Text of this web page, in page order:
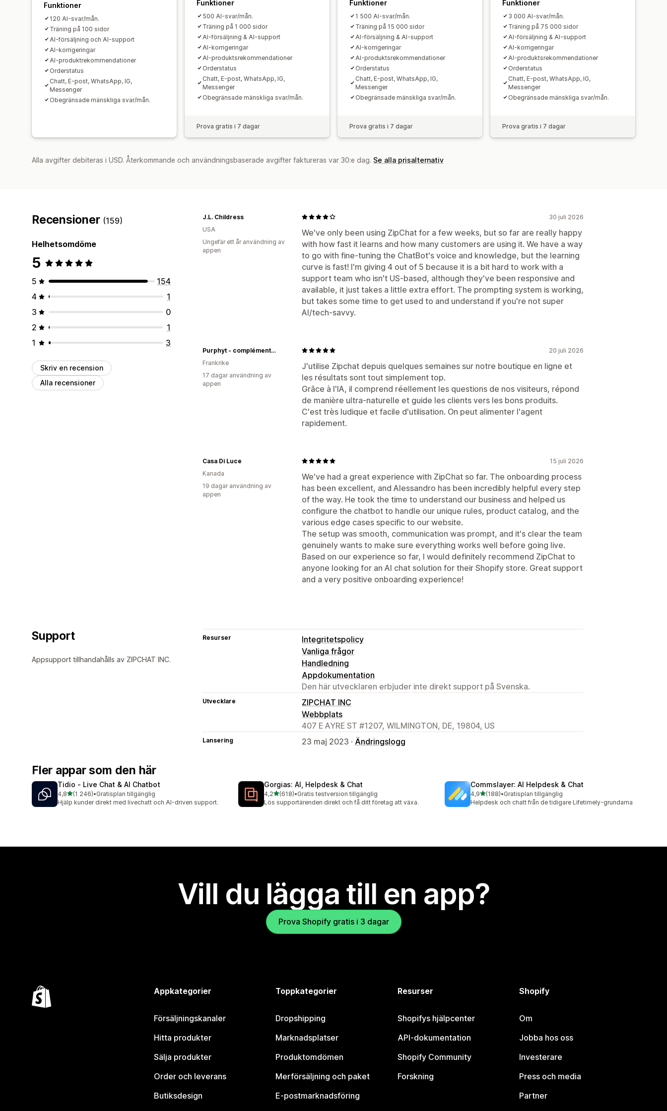
Välkomstmeddelanden
Chattuppdrag
Agent avatar
Funktioner
120 AI-svar/mån.
Träning på 100 sidor
AI-försäljning och AI-support
AI-korrigeringar
AI-produktrekommendationer
Orderstatus
Chatt, E-post, WhatsApp, IG,
Messenger
Obegränsade mänskliga svar/mån.
Funktioner
500 AI-svar/mån.
Träning på 1 000 sidor
AI-försäljning & AI-support
AI-korrigeringar
AI-produktsrekommendationer
Orderstatus
Chatt, E-post, WhatsApp, IG,
Messenger
Obegränsade mänskliga svar/mån.
Prova gratis i 7 dagar
Funktioner
1 500 AI-svar/mån.
Träning på 15 000 sidor
AI-försäljning & AI-support
AI-korrigeringar
AI-produktsrekommendationer
Orderstatus
Chatt, E-post, WhatsApp, IG,
Messenger
Obegränsade mänskliga svar/mån.
Prova gratis i 7 dagar
Funktioner
3 000 AI-svar/mån.
Träning på 75 000 sidor
AI-försäljning & AI-support
AI-korrigeringar
AI-produktsrekommendationer
Orderstatus
Chatt, E-post, WhatsApp, IG,
Messenger
Obegränsade mänskliga svar/mån.
Prova gratis i 7 dagar
Alla avgifter debiteras i USD. Återkommande och användningsbaserade avgifter faktureras var 30:e dag. Se alla prisalternativ
Recensioner (159)
Helhetsomdöme
5
5
154
4
1
3
0
2
1
1
3
Skriv en recension
Alla recensioner
30 juli 2026
We've only been using ZipChat for a few weeks, but so far are really happy
with how fast it learns and how many customers are using it. We have a way
to go with fine-tuning the ChatBot's voice and knowledge, but the learning
curve is fast! I'm giving 4 out of 5 because it is a bit hard to work with a
support team who isn't US-based, although they've been responsive and
available, it just takes a little extra effort. The prompting system is working,
but takes some time to get used to and understand if you're not super
AI/tech-savvy.
J.L. Childress
USA
Ungefär ett år användning av
appen
20 juli 2026
J'utilise Zipchat depuis quelques semaines sur notre boutique en ligne et
les résultats sont tout simplement top.
Grâce à l'IA, il comprend réellement les questions de nos visiteurs, répond
de manière ultra-naturelle et guide les clients vers les bons produits.
C'est très ludique et facile d'utilisation. On peut alimenter l'agent
rapidement.
Purphyt - compléments alimentaires
Frankrike
17 dagar användning av
appen
15 juli 2026
We've had a great experience with ZipChat so far. The onboarding process
has been excellent, and Alessandro has been incredibly helpful every step
of the way. He took the time to understand our business and helped us
configure the chatbot to handle our unique rules, product catalog, and the
various edge cases specific to our website.
The setup was smooth, communication was prompt, and it's clear the team
genuinely wants to make sure everything works well before going live.
Based on our experience so far, I would definitely recommend ZipChat to
anyone looking for an AI chat solution for their Shopify store. Great support
and a very positive onboarding experience!
Casa Di Luce
Kanada
19 dagar användning av
appen
Support
Appsupport tillhandahålls av ZIPCHAT INC.
Resurser
Integritetspolicy
Vanliga frågor
Handledning
Appdokumentation
Den här utvecklaren erbjuder inte direkt support på Svenska.
Utvecklare
ZIPCHAT INC
Webbplats
407 E AYRE ST #1207, WILMINGTON, DE, 19804, US
Lansering 23 maj 2023 · Ändringslogg
Fler appar som den här
Tidio ‑ Live Chat & AI Chatbot
4,8av 5 stjärnor
(1 246)
1246 recensioner totalt
•Gratisplan tillgänglig
Hjälp kunder direkt med livechatt och AI-driven support.
Gorgias: AI, Helpdesk & Chat
4,2av 5 stjärnor
(618)
618 recensioner totalt
•Gratis testversion tillgänglig
Lös supportärenden direkt och få ditt företag att växa.
Commslayer: AI Helpdesk & Chat
4,9av 5 stjärnor
(188)
188 recensioner totalt
•Gratisplan tillgänglig
Helpdesk och chatt från de tidigare Lifetimely-grundarna
Vill du lägga till en app?
Prova Shopify gratis i 3 dagar
Appkategorier
Försäljningskanaler
Hitta produkter
Sälja produkter
Order och leverans
Butiksdesign
Toppkategorier
Dropshipping
Marknadsplatser
Produktomdömen
Merförsäljning och paket
E-postmarknadsföring
Resurser
Shopifys hjälpcenter
API-dokumentation
Shopify Community
Forskning
Shopify
Om
Jobba hos oss
Investerare
Press och media
Partner